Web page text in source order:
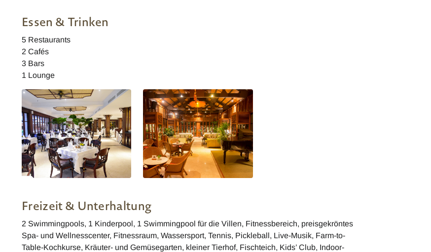
Essen & Trinken
5 Restaurants
2 Cafés
3 Bars
1 Lounge
Freizeit & Unterhaltung
2 Swimmingpools, 1 Kinderpool, 1 Swimmingpool für die Villen, Fitnessbereich, preisgekröntes
Spa- und Wellnesscenter, Fitnessraum, Wassersport, Tennis, Pickleball, Live-Musik, Farm-to-
Table-Kochkurse, Kräuter- und Gemüsegarten, kleiner Tierhof, Fischteich, Kids’ Club, Indoor-